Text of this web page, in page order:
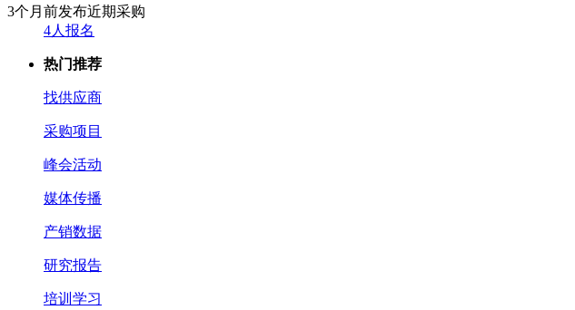
3个月前发布近期采购
4人报名
热门推荐
找供应商
采购项目
峰会活动
媒体传播
产销数据
研究报告
培训学习